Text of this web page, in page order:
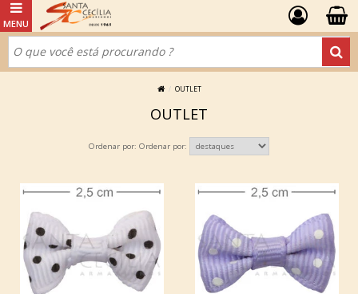
OUTLET
OUTLET
Ordenar por: